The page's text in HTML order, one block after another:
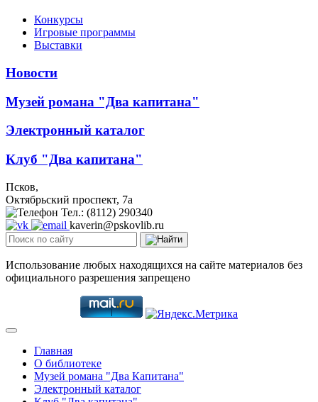
Конкурсы
Игровые программы
Выставки
Новости
Музей романа "Два капитана"
Электронный каталог
Клуб "Два капитана"
Псков,
Октябрьский проспект, 7a
Тел.: (8112) 290340
kaverin@pskovlib.ru
Использование любых находящихся на сайте материалов без
официального разрешения запрещено
Главная
О библиотеке
Музей романа "Два Капитана"
Электронный каталог